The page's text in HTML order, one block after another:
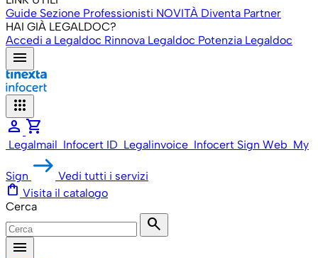
Guide Sezione Professionisti NOVITÀ Diventa Partner
HAI GIÀ LEGALDOC?
Accedi a Legaldoc Rinnova Legaldoc Potenzia Legaldoc
menu
apps
person shopping_cart
Legalmail Infocert ID Legalinvoice Infocert Sign Web My
Sign Vedi tutti i servizi
shopping_bag Visita il catalogo
Cerca
search
menu